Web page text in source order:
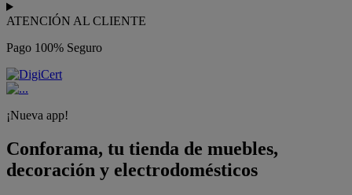
ATENCIÓN AL CLIENTE
Pago 100% Seguro
¡Nueva app!
Conforama, tu tienda de muebles,
decoración y electrodomésticos